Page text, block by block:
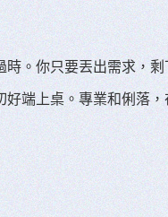
。你只要丟出需求，
端上桌。專業和俐落